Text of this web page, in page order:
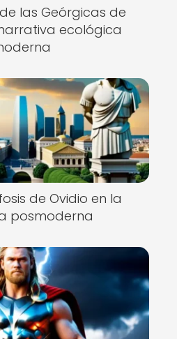
las Geórgicas de
ecológica
de Ovidio en la
posmoderna